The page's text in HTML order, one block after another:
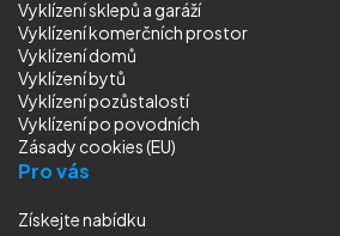
Vyklízení sklepů a garáží
Vyklízení komerčních prostor
Vyklízení domů
Vyklízení bytů
Vyklízení pozůstalostí
Vyklízenípo povodních
Zásady cookies (EU)
Pro vás
Získejte nabídku